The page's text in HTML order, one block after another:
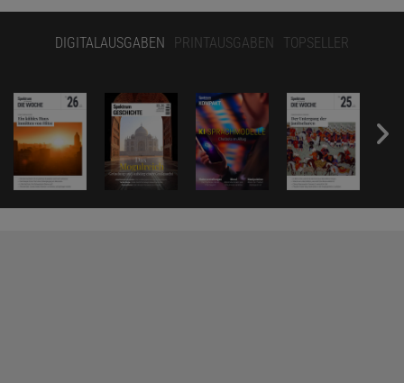
DIGITALAUSGABEN PRINTAUSGABEN TOPSELLER